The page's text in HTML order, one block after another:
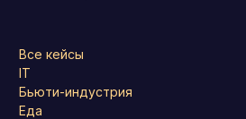
Все кейсы
IT
Бьюти-индустрия
Еда